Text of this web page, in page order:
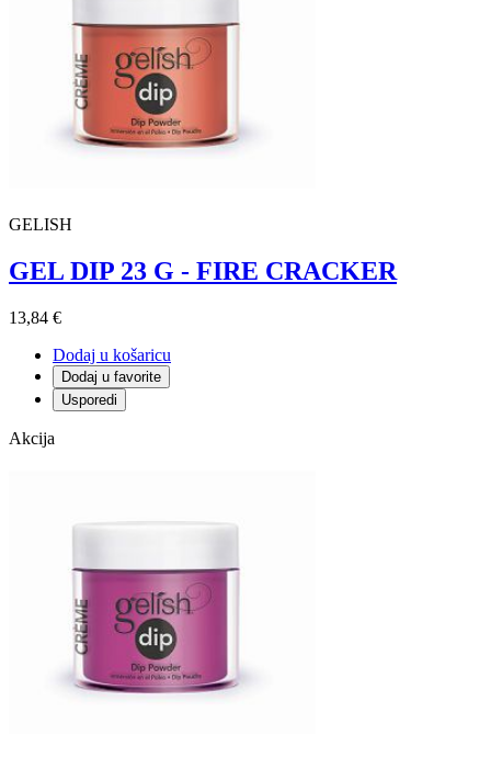
GELISH
GEL DIP 23 G - FIRE CRACKER
13,84 €
Dodaj u košaricu
Dodaj u favorite
Usporedi
Akcija